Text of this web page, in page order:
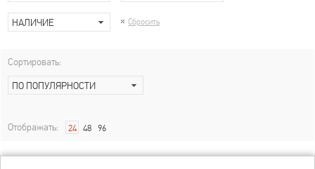
НАЛИЧИЕ Сбросить
Сортировать:
ПО ПОПУЛЯРНОСТИ
Отображать: 24 48 96